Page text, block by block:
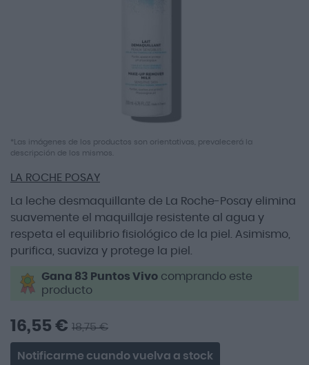
Saltar
al
de
la
de
imágenes
*Las imágenes de los productos son orientativas, prevalecerá la
descripción de los mismos.
LA ROCHE POSAY
La leche desmaquillante de La Roche-Posay elimina
suavemente el maquillaje resistente al agua y
respeta el equilibrio fisiológico de la piel. Asimismo,
purifica, suaviza y protege la piel.
Gana 83 Puntos Vivo comprando este
producto
16,55 € 18,75 €
Notificarme cuando vuelva a stock